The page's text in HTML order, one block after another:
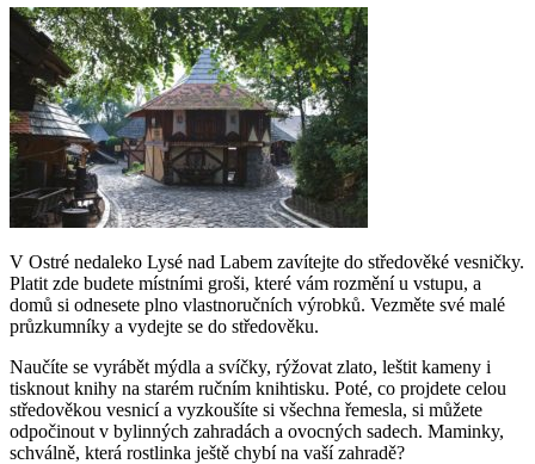
V Ostré nedaleko Lysé nad Labem zavítejte do středověké vesničky.
Platit zde budete místními groši, které vám rozmění u vstupu, a
domů si odnesete plno vlastnoručních výrobků. Vezměte své malé
průzkumníky a vydejte se do středověku.
Naučíte se vyrábět mýdla a svíčky, rýžovat zlato, leštit kameny i
tisknout knihy na starém ručním knihtisku. Poté, co projdete celou
středověkou vesnicí a vyzkoušíte si všechna řemesla, si můžete
odpočinout v bylinných zahradách a ovocných sadech. Maminky,
schválně, která rostlinka ještě chybí na vaší zahradě?